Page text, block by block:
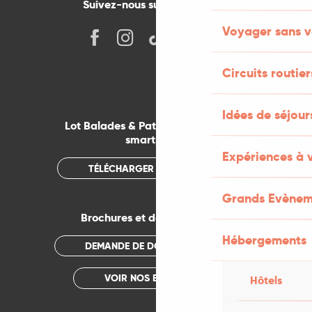
Voyager sans
Circuits
Idées de
Expériences à
Grands
Hébergements
Hôtels
Suivez-nous sur les réseaux !
Lot Balades & Patrimoines sur votre
smartphone
TÉLÉCHARGER L'APPLICATION
Brochures et documentations
DEMANDE DE DOCUMENTATION
VOIR NOS BROCHURES